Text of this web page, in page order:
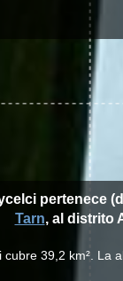
pertenece
Tarn, al distrito
cubre 39,2 km². La